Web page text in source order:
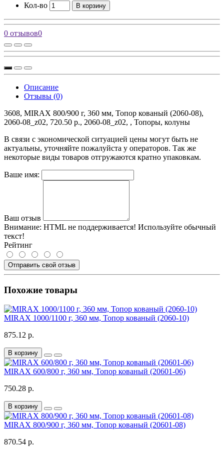
Кол-во В корзину
0 отзывов0
Описание
Отзывы (0)
3608, MIRAX 800/900 г, 360 мм, Топор кованый (2060-08),
2060-08_z02, 720.50 р., 2060-08_z02, , Топоры, колуны
В связи с экономической ситуацией цены могут быть не
актуальны, уточняйте пожалуйста у операторов. Так же
некоторые виды товаров отгружаются кратно упаковкам.
Ваше имя:
Ваш отзыв
Внимание: HTML не поддерживается! Используйте обычный
текст!
Рейтинг
Отправить свой отзыв
Похожие товары
MIRAX 1000/1100 г, 360 мм, Топор кованый (2060-10)
875.12 р.
В корзину
MIRAX 600/800 г, 360 мм, Топор кованый (20601-06)
750.28 р.
В корзину
MIRAX 800/900 г, 360 мм, Топор кованый (20601-08)
870.54 р.